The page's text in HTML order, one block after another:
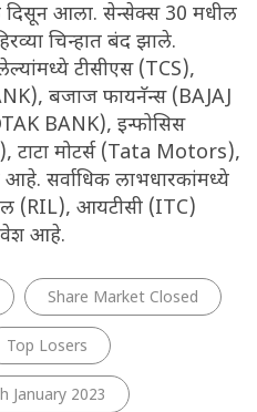
दिसून आला. सेन्सेक्स 30 मधील
चिन्हात बंद झाले.
टीसीएस (TCS),
बजाज फायनॅन्स (BAJAJ
BANK), इन्फोसिस
मोटर्स (Tata Motors),
सर्वाधिक लाभधारकांमध्ये
(RIL), आयटीसी (ITC)
आहे.
Share Market Closed
Top Losers
January 2023